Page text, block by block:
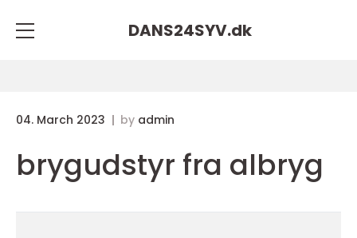
DANS24SYV.dk
04. March 2023 by admin
brygudstyr fra albryg